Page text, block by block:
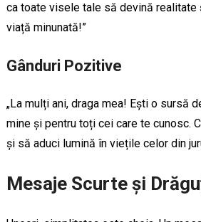
ca toate visele tale să devină realitate
viață minunată!”
Gânduri Pozitive
„La mulți ani, draga mea! Ești o sursă
mine și pentru toți cei care te cunosc.
și să aduci lumină în viețile celor din
Mesaje Scurte și